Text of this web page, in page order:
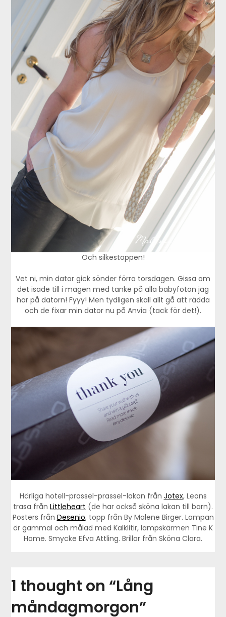
Och silkestoppen!
Vet ni, min dator gick sönder förra torsdagen. Gissa om
det isade till i magen med tanke på alla babyfoton jag
har på datorn! Fyyy! Men tydligen skall allt gå att rädda
och de fixar min dator nu på Anvia (tack för det!).
Härliga hotell-prassel-prassel-lakan från Jotex, Leons
trasa från Littleheart (de har också sköna lakan till barn).
Posters från Desenio, topp från By Malene Birger. Lampan
är gammal och målad med Kalklitir, lampskärmen Tine K
Home. Smycke Efva Attling. Brillor från Sköna Clara.
1 thought on “Lång
måndagmorgon”